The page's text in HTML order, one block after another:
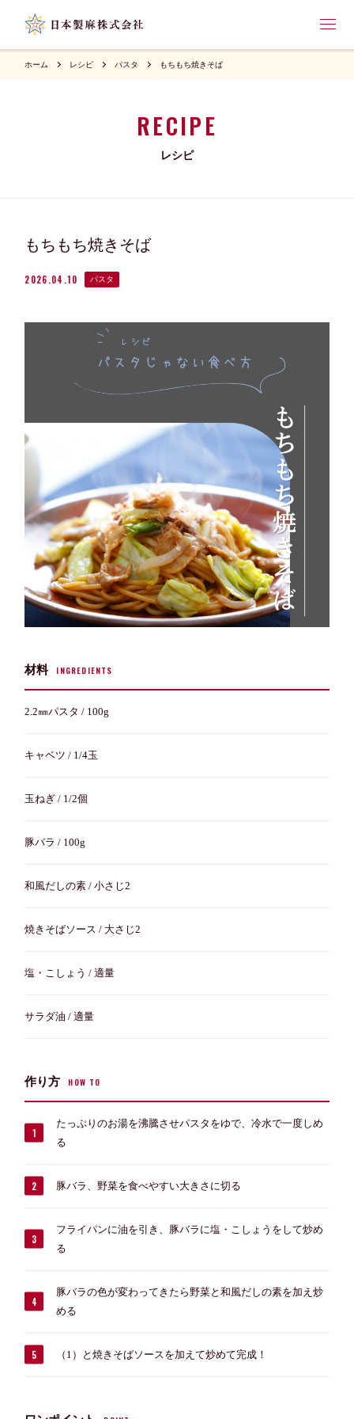
ホーム レシピ パスタ もちもち焼きそば
RECIPE
レシピ
もちもち焼きそば
2026.04.10 パスタ
材料 INGREDIENTS
2.2㎜パスタ / 100g
キャベツ / 1/4玉
玉ねぎ / 1/2個
豚バラ / 100g
和風だしの素 / 小さじ2
焼きそばソース / 大さじ2
塩・こしょう / 適量
サラダ油 / 適量
作り方 HOW TO
たっぷりのお湯を沸騰させパスタをゆで、冷水で一度しめ
る
豚バラ、野菜を食べやすい大きさに切る
フライパンに油を引き、豚バラに塩・こしょうをして炒め
る
豚バラの色が変わってきたら野菜と和風だしの素を加え炒
める
（1）と焼きそばソースを加えて炒めて完成！